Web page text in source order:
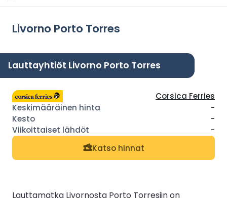
Livorno Porto Torres
Lauttayhtiöt Livorno Porto Torres
Corsica Ferries
-
-
-
Katso hinnat
Lauttamatka Livornosta Porto Torresiin on